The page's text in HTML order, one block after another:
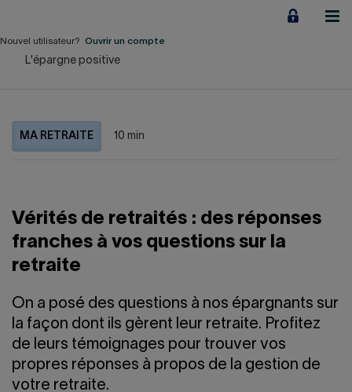
contenu
À propos
Accueil Carrière
English
Nouvel utilisateur? Ouvrir un compte
L'épargne positive
MA RETRAITE 10 min
Vérités de retraités : des réponses
franches à vos questions sur la
retraite
On a posé des questions à nos épargnants sur
la façon dont ils gèrent leur retraite. Profitez
de leurs témoignages pour trouver vos
propres réponses à propos de la gestion de
votre retraite.